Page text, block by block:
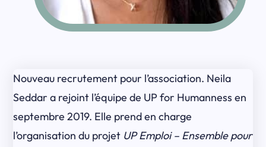
Nouveau recrutement pour l’association. Neila
Seddar a rejoint l’équipe de UP for Humanness en
septembre 2019. Elle prend en charge
l’organisation du projet UP Emploi – Ensemble pour